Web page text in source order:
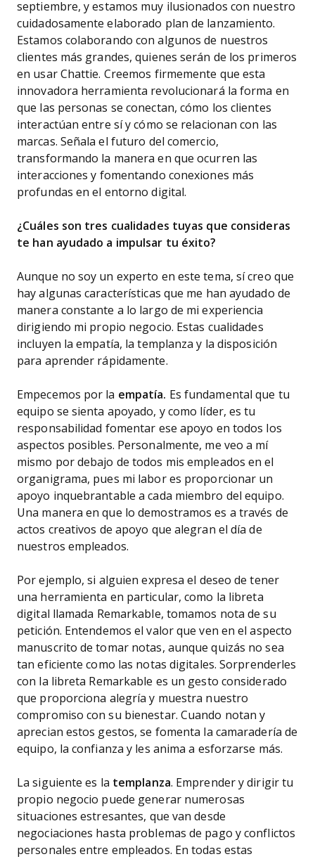
septiembre, y estamos muy ilusionados con nuestro
cuidadosamente elaborado plan de lanzamiento.
Estamos colaborando con algunos de nuestros
clientes más grandes, quienes serán de los primeros
en usar Chattie. Creemos firmemente que esta
innovadora herramienta revolucionará la forma en
que las personas se conectan, cómo los clientes
interactúan entre sí y cómo se relacionan con las
marcas. Señala el futuro del comercio,
transformando la manera en que ocurren las
interacciones y fomentando conexiones más
profundas en el entorno digital.
¿Cuáles son tres cualidades tuyas que consideras
te han ayudado a impulsar tu éxito?
Aunque no soy un experto en este tema, sí creo que
hay algunas características que me han ayudado de
manera constante a lo largo de mi experiencia
dirigiendo mi propio negocio. Estas cualidades
incluyen la empatía, la templanza y la disposición
para aprender rápidamente.
Empecemos por la empatía. Es fundamental que tu
equipo se sienta apoyado, y como líder, es tu
responsabilidad fomentar ese apoyo en todos los
aspectos posibles. Personalmente, me veo a mí
mismo por debajo de todos mis empleados en el
organigrama, pues mi labor es proporcionar un
apoyo inquebrantable a cada miembro del equipo.
Una manera en que lo demostramos es a través de
actos creativos de apoyo que alegran el día de
nuestros empleados.
Por ejemplo, si alguien expresa el deseo de tener
una herramienta en particular, como la libreta
digital llamada Remarkable, tomamos nota de su
petición. Entendemos el valor que ven en el aspecto
manuscrito de tomar notas, aunque quizás no sea
tan eficiente como las notas digitales. Sorprenderles
con la libreta Remarkable es un gesto considerado
que proporciona alegría y muestra nuestro
compromiso con su bienestar. Cuando notan y
aprecian estos gestos, se fomenta la camaradería de
equipo, la confianza y les anima a esforzarse más.
La siguiente es la templanza. Emprender y dirigir tu
propio negocio puede generar numerosas
situaciones estresantes, que van desde
negociaciones hasta problemas de pago y conflictos
personales entre empleados. En todas estas